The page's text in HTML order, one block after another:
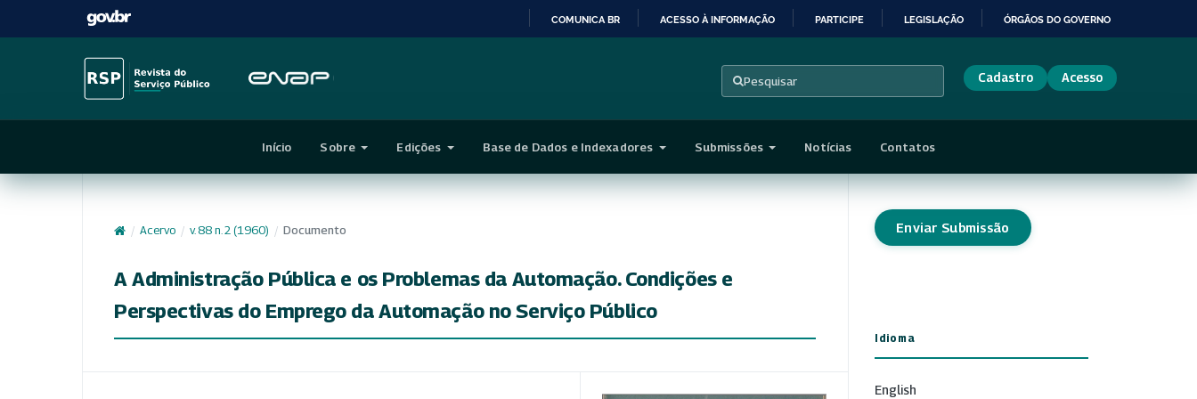
CONTEÚDO
COMUNICA BR ACESSO À INFORMAÇÃO PARTICIPE LEGISLAÇÃO ÓRGÃOS DO GOVERNO
Pesquisar Cadastro Acesso
Início Sobre Edições Base de Dados e Indexadores Submissões Notícias Contatos
/ Acervo / v. 88 n. 2 (1960) / Documento
A Administração Pública e os Problemas da Automação. Condições e
Perspectivas do Emprego da Automação no Serviço Público
Enviar Submissão
Idioma
English